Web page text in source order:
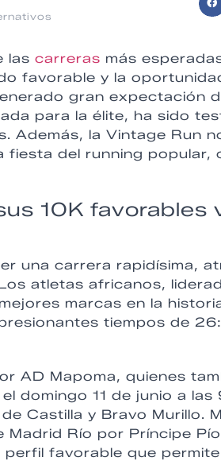
las carreras más
favorable y la
gran expectación
para la élite, ha sido
Además, la Vintage Run
fiesta del running popular,
10K favorables
una carrera rapidísima,
atletas africanos,
marcas en la
tiempos de
AD Mapoma, quienes
domingo 11 de junio a
Castilla y Bravo Murillo.
Madrid Río por Príncipe
favorable que